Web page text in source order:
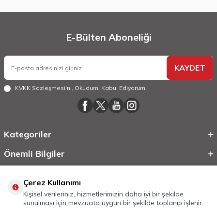
E-Bülten Aboneliği
KAYDET
KVKK Sözleşmesi'ni, Okudum, Kabul Ediyorum.
Kategoriler
Önemli Bilgiler
Çerez Kullanımı
Kişisel verileriniz, hizmetlerimizin daha iyi bir şekilde
sunulması için mevzuata uygun bir şekilde toplanıp işlenir.